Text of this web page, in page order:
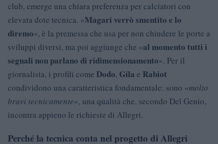
club, emerge una chiara preferenza per calciatori con
elevata dote tecnica. «Magari verrò smentito e lo
diremo», è la premessa che usa per non chiudere le porte a
sviluppi diversi, ma poi aggiunge che «al momento tutti i
segnali non parlano di ridimensionamento». Per il
giornalista, i profili come Dodo, Gila e Rabiot
condividono una caratteristica fondamentale: sono «molto
bravi tecnicamente», una qualità che, secondo Del Genio,
incontra appieno le richieste di Allegri.
Perché la tecnica conta nel progetto di Allegri